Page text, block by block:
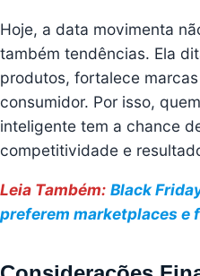
Hoje, a data movimenta
também tendências. Ela
produtos, fortalece
consumidor. Por isso,
inteligente tem a chance
competitividade e
Leia Também: Black
preferem marketplaces e